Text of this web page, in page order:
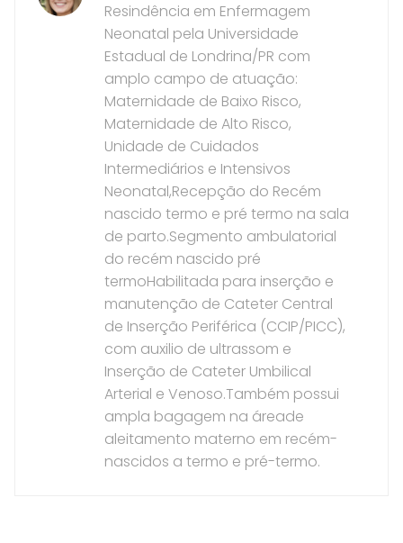
Resindência em Enfermagem
Neonatal pela Universidade
Estadual de Londrina/PR com
amplo campo de atuação:
Maternidade de Baixo Risco,
Maternidade de Alto Risco,
Unidade de Cuidados
Intermediários e Intensivos
Neonatal,Recepção do Recém
nascido termo e pré termo na sala
de parto.Segmento ambulatorial
do recém nascido pré
termoHabilitada para inserção e
manutenção de Cateter Central
de Inserção Periférica (CCIP/PICC),
com auxilio de ultrassom e
Inserção de Cateter Umbilical
Arterial e Venoso.Também possui
ampla bagagem na áreade
aleitamento materno em recém-
nascidos a termo e pré-termo.